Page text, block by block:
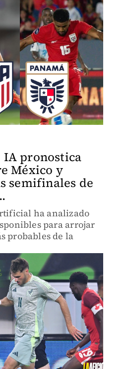
IA pronostica
México y
semifinales de
ha analizado
para arrojar
probables de la